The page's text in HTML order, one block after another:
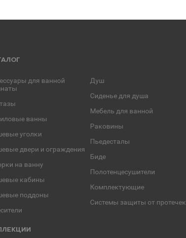
для ванной
ванны
уголки
двери и ограждения
на ванну
кабины
поддоны
Душ
Сиденье для душа
Мебель для ванной
Раковины
Пьедесталы
Биде
Полотенцесушители
Комплектующие
Системы защиты от протечек